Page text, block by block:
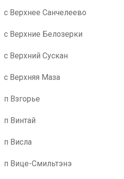
с Верхнее Санчелеево
с Верхние Белозерки
с Верхний Сускан
с Верхняя Маза
п Взгорье
п Винтай
п Висла
п Вице-Смильтэнэ